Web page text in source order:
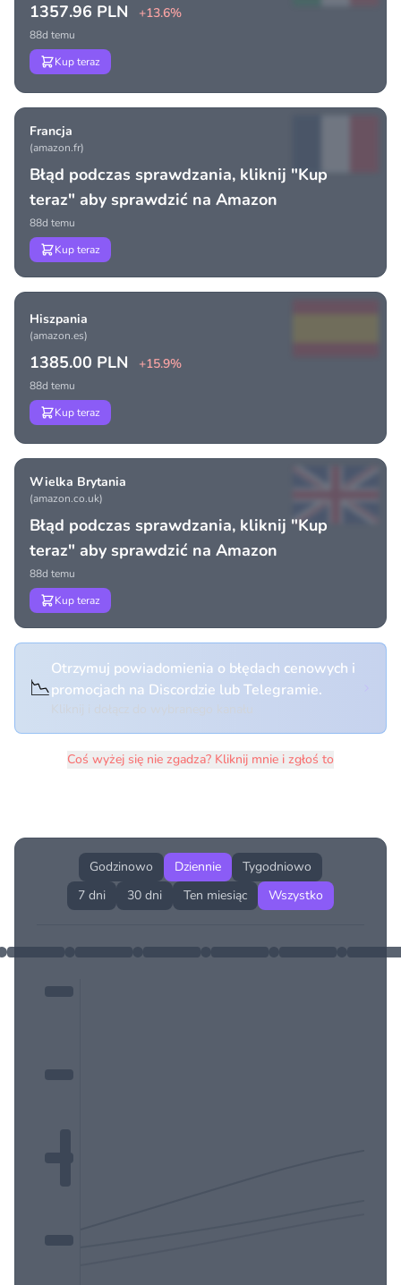
1357.96 PLN +13.6%
88d temu
Kup teraz
Francja
(amazon.fr)
Błąd podczas sprawdzania, kliknij "Kup
teraz" aby sprawdzić na Amazon
88d temu
Kup teraz
Hiszpania
(amazon.es)
1385.00 PLN +15.9%
88d temu
Kup teraz
Wielka Brytania
(amazon.co.uk)
Błąd podczas sprawdzania, kliknij "Kup
teraz" aby sprawdzić na Amazon
88d temu
Kup teraz
📉
Otrzymuj powiadomienia o błędach cenowych i
promocjach na Discordzie lub Telegramie.
Coś wyżej się nie zgadza? Kliknij mnie i zgłoś to
Godzinowo Dziennie
Tygodniowo
7 dni
30 dni Ten miesiąc Wszystko